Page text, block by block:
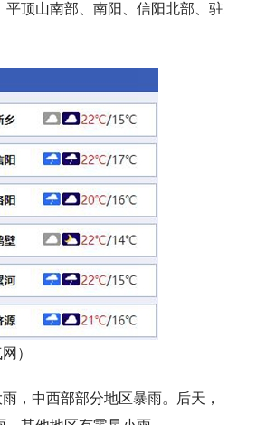
顶山南部、南阳、信阳北部、驻
）
，中西部部分地区暴雨。后天，